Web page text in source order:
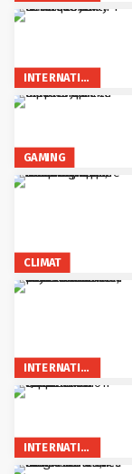
INTERNATIONAL
GAMING
CLIMAT
INTERNATIONAL
INTERNATIONAL